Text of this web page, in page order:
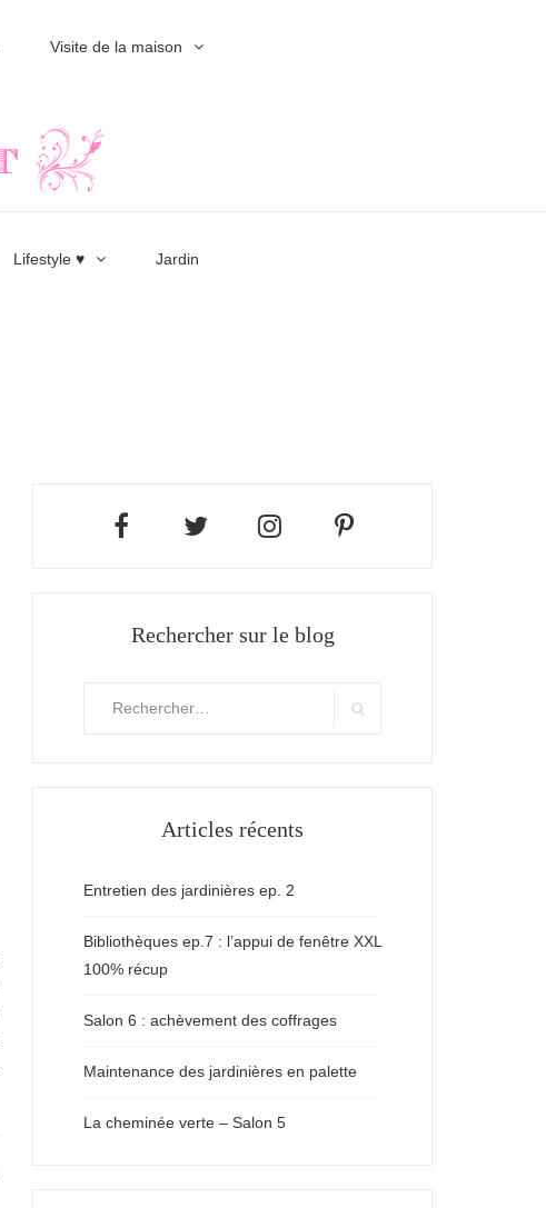
Visite de la maison
Lifestyle ♥ Jardin
Rechercher sur le blog
Articles récents
Entretien des jardinières ep. 2
Bibliothèques ep.7 : l’appui de fenêtre XXL
100% récup
Salon 6 : achèvement des coffrages
Maintenance des jardinières en palette
La cheminée verte – Salon 5